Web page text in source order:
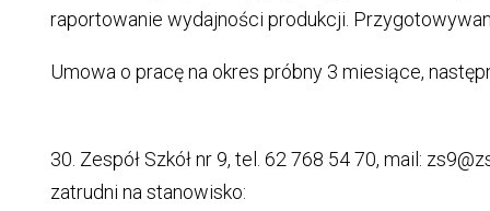
raportowanie wydajności produkcji.
Umowa o pracę na okres próbny 3 miesiące,
30. Zespół Szkół nr 9, tel. 62 768 54 70, mail:
zatrudni na stanowisko: